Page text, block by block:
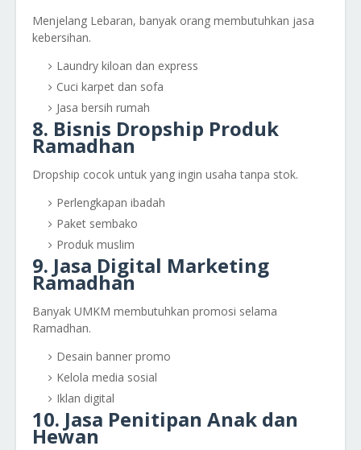
Menjelang Lebaran, banyak orang membutuhkan jasa
kebersihan.
Laundry kiloan dan express
Cuci karpet dan sofa
Jasa bersih rumah
8. Bisnis Dropship Produk
Ramadhan
Dropship cocok untuk yang ingin usaha tanpa stok.
Perlengkapan ibadah
Paket sembako
Produk muslim
9. Jasa Digital Marketing
Ramadhan
Banyak UMKM membutuhkan promosi selama
Ramadhan.
Desain banner promo
Kelola media sosial
Iklan digital
10. Jasa Penitipan Anak dan
Hewan